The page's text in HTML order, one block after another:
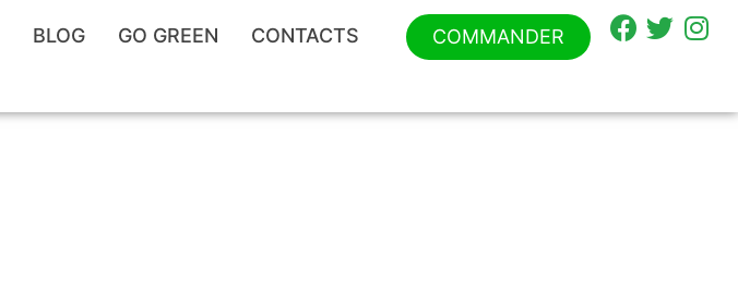
BLOG GO GREEN CONTACTS COMMANDER